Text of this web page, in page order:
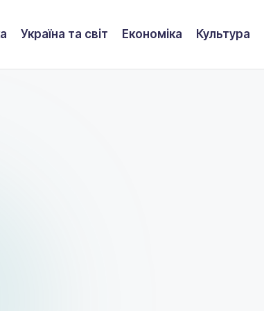
Україна та світ Економіка Культура